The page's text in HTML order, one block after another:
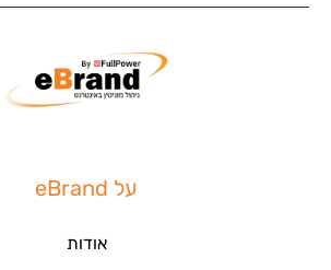
על eBrand
אודות